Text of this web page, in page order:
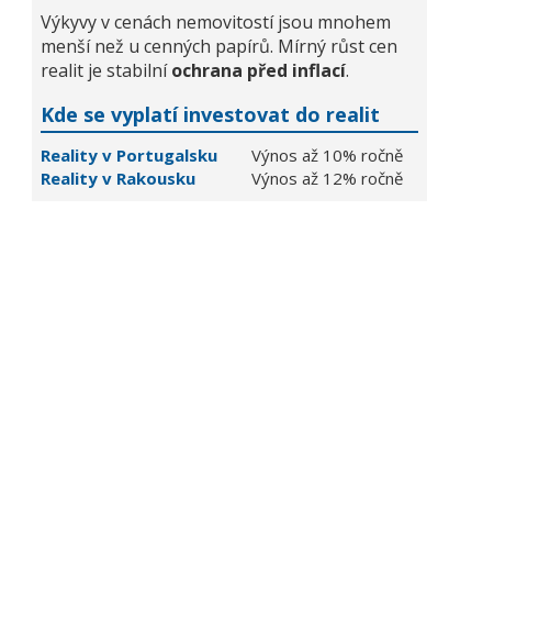
Výkyvy v cenách nemovitostí jsou mnohem
menší než u cenných papírů. Mírný růst cen
realit je stabilníochrana před inflací.
Kde se vyplatí investovat do realit
Reality v Portugalsku
Výnos až 10% ročně
Reality v Rakousku
Výnos až 12% ročně